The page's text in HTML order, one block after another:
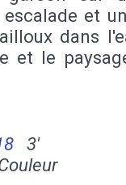
et
dans
et le
3'